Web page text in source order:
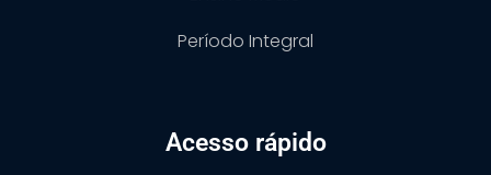
Período Integral
Acesso rápido